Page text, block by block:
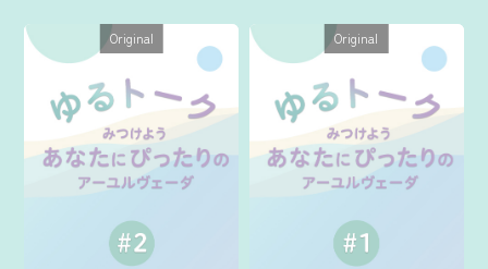
yoggy store
yoggy magazine
yoggy mommy
マイページ
Original Original